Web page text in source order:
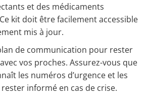
et des médicaments
kit doit être facilement accessible
mis à jour.
de communication pour rester
vos proches. Assurez-vous que
les numéros d’urgence et les
informé en cas de crise.